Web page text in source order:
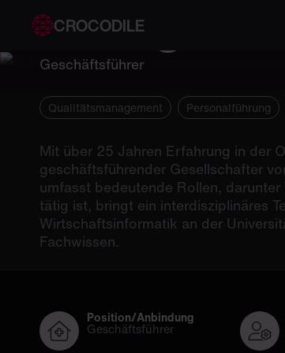
CROCODILE
Dr. Ingo
Geschäftsführer
Qualitätsmanagement Personalführung
Mit über 25 Jahren Erfahrung in der
geschäftsführender Gesellschafter
umfasst bedeutende Rollen,
tätig ist, bringt ein interdisziplinäres
Wirtschaftsinformatik an der
Fachwissen.
Position/Anbindung
Geschäftsführer